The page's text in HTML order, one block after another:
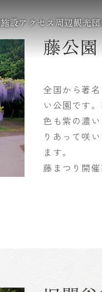
施設アクセス 周辺観光
藤公園
全国から著
い公園です
色も紫の濃
りあって咲
ます。
藤まつり開